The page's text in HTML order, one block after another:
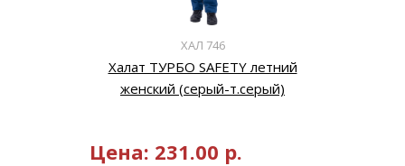
ХАЛ 746
Халат ТУРБО SAFETY летний
женский (серый-т.серый)
Цена: 231.00 р.